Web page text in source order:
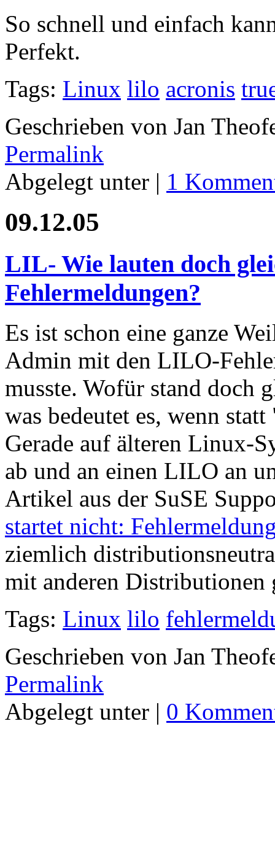
So schnell und einfach
Perfekt.
Tags: Linux lilo acronis
Geschrieben von Jan
Permalink
Abgelegt unter | 1
09.12.05
LIL- Wie lauten doch
Fehlermeldungen?
Es ist schon eine ganze
Admin mit den LILO-
musste. Wofür stand doch
was bedeutet es, wenn
Gerade auf älteren Linux-
ab und an einen LILO an
Artikel aus der SuSE
startet nicht:
ziemlich
mit anderen Distributionen
Tags: Linux lilo
Geschrieben von Jan
Permalink
Abgelegt unter | 0